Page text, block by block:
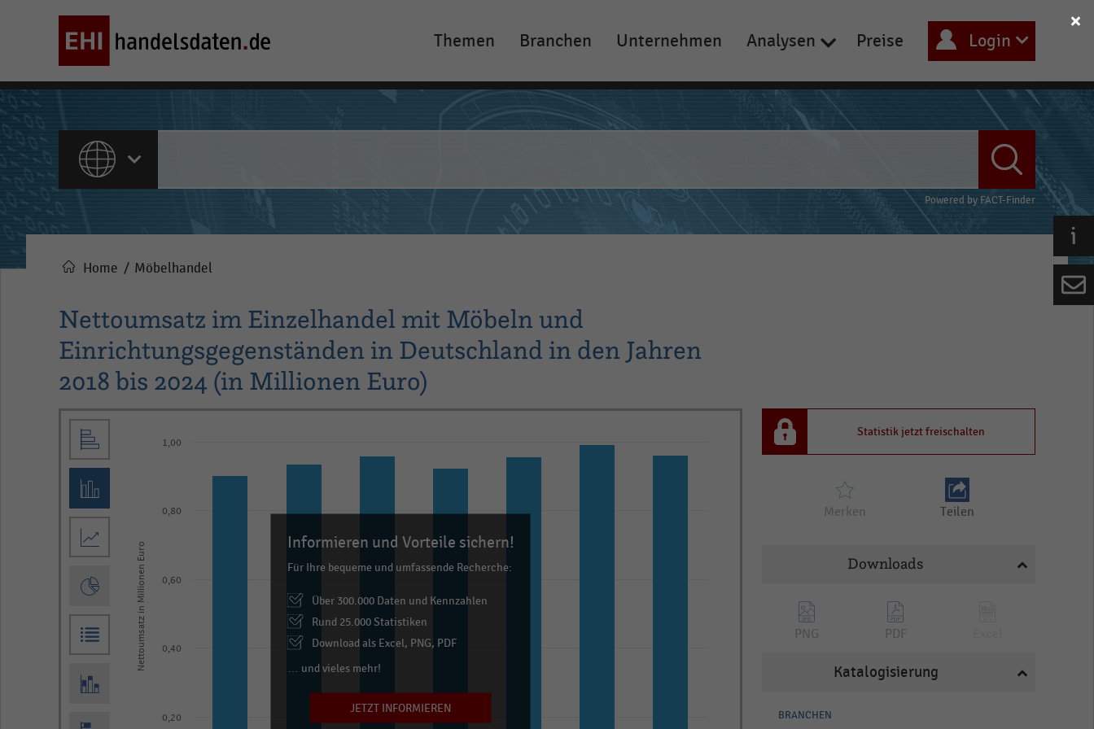
Main
navigation
Themen Branchen Unternehmen Analysen Preise Login
ALLE INHALTE
Powered by FACT-Finder
Pfadnavigation
Home Möbelhandel
Nettoumsatz im Einzelhandel mit Möbeln und
Einrichtungsgegenständen in Deutschland in den Jahren
2018 bis 2024 (in Millionen Euro)
chart
has
axis
displaying
Range:
Nettoumsatz in Millionen Euro
0,20
0,40
0,60
0,80
1,00
Informieren und Vorteile sichern!
Für Ihre bequeme und umfassende Recherche:
Über 300.000 Daten und Kennzahlen
Rund 25.000 Statistiken
Download als Excel, PNG, PDF
… und vieles mehr!
JETZT INFORMIEREN
Statistik jetzt freischalten
Merken Teilen
Downloads
PNG PDF
Katalogisierung
BRANCHEN